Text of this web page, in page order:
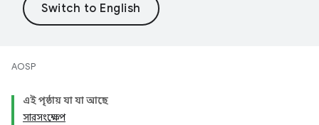
AOSP
এই পৃষ্ঠায় যা যা আছে
সারসংক্ষেপ